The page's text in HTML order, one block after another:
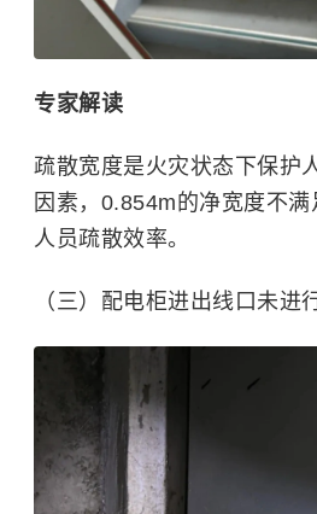
专家解读
疏散宽度是火灾状态下保护
因素，0.854m的净宽度不
人员疏散效率。
（三）配电柜进出线口未进